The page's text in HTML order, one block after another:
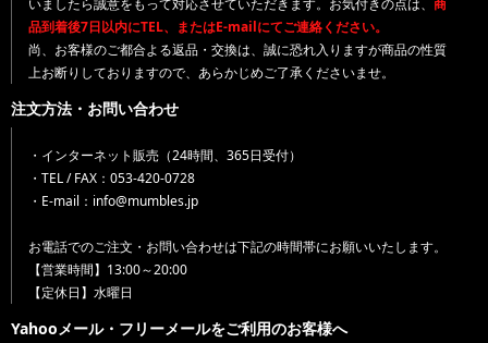
品到着後7日以内にTEL、またはE-mailにてご連絡ください。
尚、お客様のご都合よる返品・交換は、誠に恐れ入りますが商品の性質
上お断りしておりますので、あらかじめご了承くださいませ。
注文方法・お問い合わせ
・インターネット販売（24時間、365日受付）
・TEL / FAX：053-420-0728
・E-mail：info@mumbles.jp
お電話でのご注文・お問い合わせは下記の時間帯にお願いいたします。
【営業時間】13:00～20:00
【定休日】水曜日
Yahooメール・フリーメールをご利用のお客様へ